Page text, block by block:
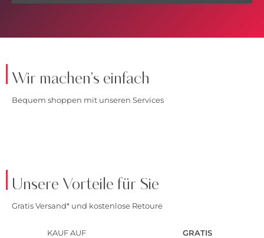
Wir machen's einfach
Bequem shoppen mit unseren Services
Unsere Vorteile für Sie
Gratis Versand* und kostenlose Retoure
KAUF AUF
GRATIS